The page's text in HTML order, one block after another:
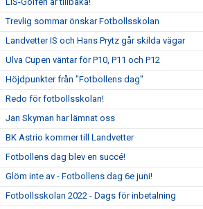
Trevlig sommar önskar Fotbollsskolan
Landvetter IS och Hans Prytz går skilda vägar
Ulva Cupen väntar för P10, P11 och P12
Höjdpunkter från "Fotbollens dag"
Redo för fotbollsskolan!
Jan Skyman har lämnat oss
BK Astrio kommer till Landvetter
Fotbollens dag blev en succé!
Glöm inte av - Fotbollens dag 6e juni!
Fotbollsskolan 2022 - Dags för inbetalning